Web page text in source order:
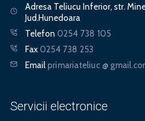
Adresa Teliucu Inferior, str.
Jud.Hunedoara
Telefon 0254 738 105
Fax 0254 738 253
Email primariateliuc @
Servicii electronice